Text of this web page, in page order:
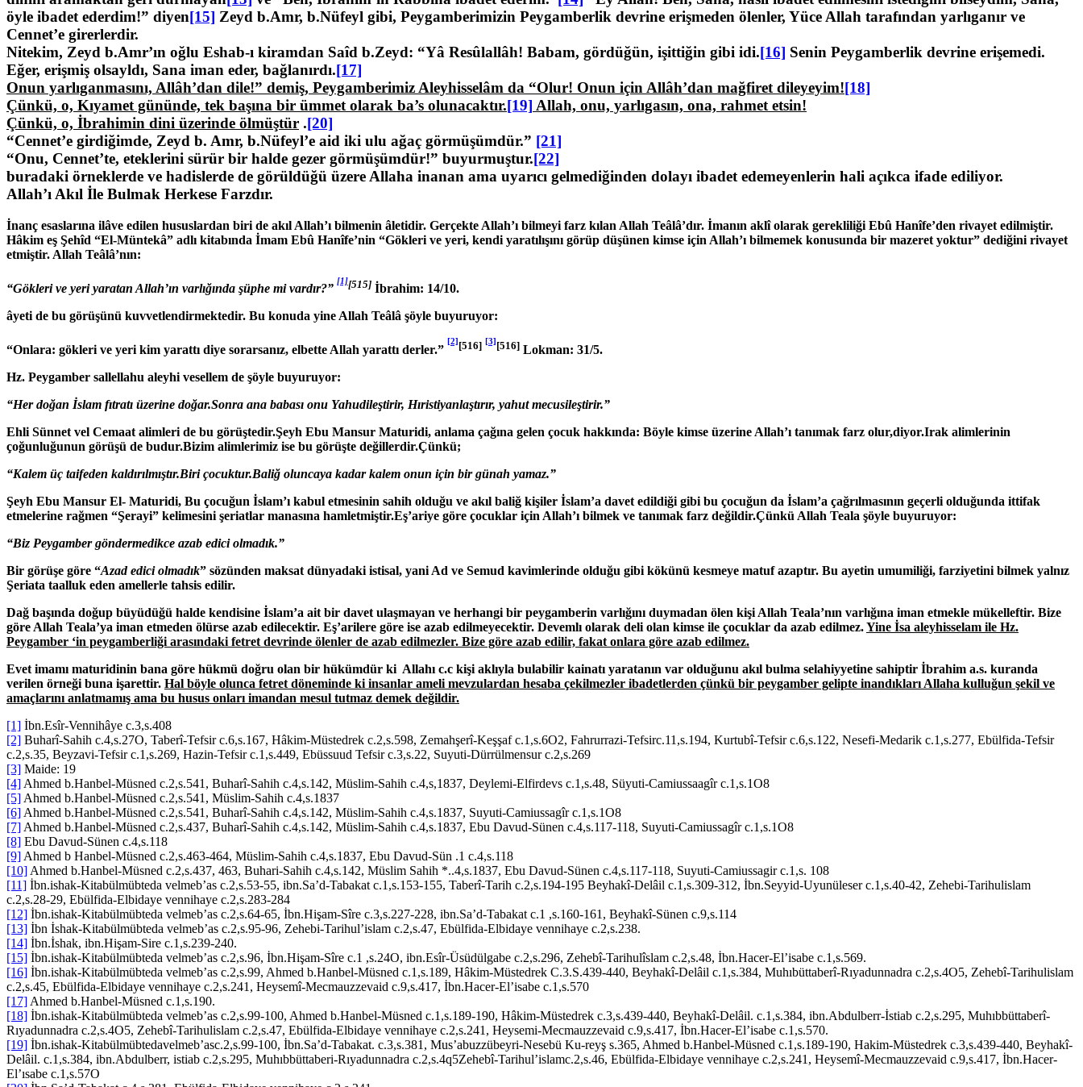
öyle ibadet ederdim!” diyen[15] Zeyd b.Amr, b.Nüfeyl gibi, Peygamberimizin Peygamberlik devrine erişmeden ölenler, Yüce Allah tarafından yarlıganır ve
Cennet’e girerlerdir.
Nitekim, Zeyd b.Amr’ın oğlu Eshab-ı kiramdan Saîd b.Zeyd: “Yâ Resûlallâh! Babam, gördüğün, işittiğin gibi idi.[16] Senin Peygamberlik devrine erişemedi.
Eğer, erişmiş olsayldı, Sana iman eder, bağlanırdı.[17]
Onun yarlıganmasını, Allâh’dan dile!” demiş, Peygamberimiz Aleyhisselâm da “Olur! Onun için Allâh’dan mağfiret dileyeyim![18]
Çünkü, o, Kıyamet gününde, tek başına bir ümmet olarak ba’s olunacaktır.[19] Al­lah, onu, yarlıgasın, ona, rahmet etsin!
Çünkü, o, İbrahimin dini üzerinde ölmüştür .[20]
“Cennet’e girdiğimde, Zeyd b. Amr, b.Nüfeyl’e aid iki ulu ağaç görmüşümdür.” [21]
“Onu, Cennet’te, eteklerini sürür bir halde gezer görmüşümdür!” buyurmuştur.[22]
buradaki örneklerde ve hadislerde de görüldüğü üzere Allaha inanan ama uyarıcı gelmediğinden dolayı ibadet edemeyenlerin hali açıkca ifade ediliyor.
Allah’ı Akıl İle Bulmak Herkese Farzdır.
İnanç esaslarına ilâve edilen hususlardan biri de akıl Allah’ı bilmenin âletidir. Gerçekte Allah’ı bilmeyi farz kılan Allah Teâlâ’dır. İmanın aklî olarak gerekliliği Ebû Hanîfe’den rivayet edilmiştir.
Hâkim eş Şehîd “El-Müntekâ” adlı kitabında İmam Ebû Hanîfe’nin “Gökleri ve yeri, kendi yaratılışını görüp düşünen kimse için Allah’ı bilmemek konusunda bir mazeret yoktur” dediğini rivayet
etmiştir. Allah Teâlâ’nın:
“Gökleri ve yeri yaratan Allah’ın varlığında şüphe mi vardır?”
[1][515] İbrahim: 14/10.
âyeti de bu görüşünü kuvvetlendirmektedir. Bu konuda yine Allah Teâlâ şöyle buyuruyor:
“Onlara: gökleri ve yeri kim yarattı diye sorarsanız, elbette Al­lah yarattı derler.”
[2][516] [3][516] Lokman: 31/5.
Hz. Peygamber sallellahu aleyhi vesellem de şöyle buyuruyor:
“Her doğan İslam fıtratı üzerine doğar.Sonra ana babası onu Yahudileştirir, Hıristiyanlaştırır, yahut mecusileştirir.”
Ehli Sünnet vel Cemaat alimleri de bu görüştedir.Şeyh Ebu Mansur Maturidi, anlama çağına gelen çocuk hakkında: Böyle kimse üzerine Allah’ı tanımak farz olur,diyor.Irak alimlerinin
çoğunluğunun görüşü de budur.Bizim alimlerimiz ise bu görüşte değillerdir.Çünkü;
“Kalem üç taifeden kaldırılmıştır.Biri çocuktur.Baliğ oluncaya kadar kalem onun için bir günah yamaz.”
Şeyh Ebu Mansur El- Maturidi, Bu çocuğun İslam’ı kabul etmesinin sahih olduğu ve akıl baliğ kişiler İslam’a davet edildiği gibi bu çocuğun da İslam’a çağrılmasının geçerli olduğunda ittifak
etmelerine rağmen “Şerayi” kelimesini şeriatlar manasına hamletmiştir.Eş’ariye göre çocuklar için Allah’ı bilmek ve tanımak farz değildir.Çünkü Allah Teala şöyle buyuruyor:
“Biz Peygamber göndermedikce azab edici olmadık.”
Bir görüşe göre “Azad edici olmadık” sözünden maksat dünyadaki istisal, yani Ad ve Semud kavimlerinde olduğu gibi kökünü kesmeye matuf azaptır. Bu ayetin umumiliği, farziyetini bilmek yalnız
Şeriata taalluk eden amellerle tahsis edilir.
Dağ başında doğup büyüdüğü halde kendisine İslam’a ait bir davet ulaşmayan ve herhangi bir peygamberin varlığını duymadan ölen kişi Allah Teala’nın varlığına iman etmekle mükelleftir. Bize
göre Allah Teala’ya iman etmeden ölürse azab edilecektir. Eş’arilere göre ise azab edilmeyecektir. Devemlı olarak deli olan kimse ile çocuklar da azab edilmez.Yine İsa aleyhisselam ile Hz.
Peygamber ‘in peygamberliği arasındaki fetret devrinde ölenler de azab edilmezler. Bize göre azab edilir, fakat onlara göre azab edilmez.
Evet imamı maturidinin bana göre hükmü doğru olan bir hükümdür ki Allahı c.c kişi aklıyla bulabilir kainatı yaratanın var olduğunu akıl bulma selahiyyetine sahiptir İbrahim a.s. kuranda
verilen örneği buna işarettir. Hal böyle olunca fetret döneminde ki insanlar ameli mevzulardan hesaba çekilmezler ibadetlerden çünkü bir peygamber gelipte inandıkları Allaha kulluğun şekil ve
amaçlarını anlatmamış ama bu husus onları imandan mesul tutmaz demek değildir.
[1] İbn.Esîr-Vennihâye c.3,s.408
[2] Buharî-Sahih c.4,s.27O, Taberî-Tefsir c.6,s.167, Hâkim-Müstedrek c.2,s.598, Zemahşerî-Keşşaf c.1,s.6O2, Fahrurrazi-Tefsirc.11,s.194, Kurtubî-Tefsir c.6,s.122, Nesefi-Medarik c.1,s.277, Ebülfida-Tefsir
c.2,s.35, Beyzavi-Tefsir c.1,s.269, Hazin-Tefsir c.1,s.449, Ebüssuud Tefsir c.3,s.22, Suyuti-Dürrülmensur c.2,s.269
[3] Maide: 19
[4] Ahmed b.Hanbel-Müsned c.2,s.541, Buharî-Sahih c.4,s.142, Müslim-Sahih c.4,s,1837, Deylemi-Elfirdevs c.1,s.48, Süyuti-Camiussaagîr c.1,s.1O8
[5] Ahmed b.Hanbel-Müsned c.2,s.541, Müslim-Sahih c.4,s.1837
[6] Ahmed b.Hanbel-Müsned c.2,s.541, Buharî-Sahih c.4,s.142, Müslim-Sahih c.4,s.1837, Suyuti-Camiussagîr c.1,s.1O8
[7] Ahmed b.Hanbel-Müsned c.2,s.437, Buharî-Sahih c.4,s.142, Müslim-Sahih c.4,s.1837, Ebu Davud-Sünen c.4,s.117-118, Suyuti-Camiussagîr c.1,s.1O8
[8] Ebu Davud-Sünen c.4,s.118
[9] Ahmed b Hanbel-Müsned c.2,s.463-464, Müslim-Sahih c.4,s.1837, Ebu Davud-Sün .1 c.4,s.118
[10] Ahmed b.Hanbel-Müsned c.2,s.437, 463, Buhari-Sahih c.4,s.142, Müslim Sahih *..4,s.1837, Ebu Davud-Sünen c.4,s.117-118, Suyuti-Camiussagir c.1,s. 108
[11] İbn.ishak-Kitabülmübteda velmeb’as c.2,s.53-55, ibn.Sa’d-Tabakat c.1,s.153-155, Taberî-Tarih c.2,s.194-195 Beyhakî-Delâil c.1,s.309-312, İbn.Seyyid-Uyunüleser c.1,s.40-42, Zehebi-Tarihulislam
c.2,s.28-29, Ebülfida-Elbidaye vennihaye c.2,s.283-284
[12] İbn.ishak-Kitabülmübteda velmeb’as c.2,s.64-65, İbn.Hişam-Sîre c.3,s.227-228, ibn.Sa’d-Tabakat c.1 ,s.160-161, Beyhakî-Sünen c.9,s.114
[13] İbn İshak-Kitabülmübteda velmeb’as c.2,s.95-96, Zehebi-Tarihul’islam c.2,s.47, Ebülfida-Elbidaye vennihaye c.2,s.238.
[14] İbn.İshak, ibn.Hişam-Sire c.1,s.239-240.
[15] İbn.ishak-Kitabülmübteda velmeb’as c.2,s.96, İbn.Hişam-Sîre c.1 ,s.24O, ibn.Esîr-Üsüdülgabe c.2,s.296, Zehebî-Tarihulîslam c.2,s.48, İbn.Hacer-El’isabe c.1,s.569.
[16] İbn.ishak-Kitabülmübteda velmeb’as c.2,s.99, Ahmed b.Hanbel-Müsned c.1,s.189, Hâkim-Müstedrek C.3.S.439-440, Beyhakî-Delâil c.1,s.384, Muhıbüttaberî-Rıyadunnadra c.2,s.4O5, Zehebî-Tarihulislam
c.2,s.45, Ebülfida-Elbidaye vennihaye c.2,s.241, Heysemî-Mecmauzzevaid c.9,s.417, İbn.Hacer-El’isabe c.1,s.570
[17] Ahmed b.Hanbel-Müsned c.1,s.190.
[18] İbn.ishak-Kitabülmübteda velmeb’as c.2,s.99-100, Ahmed b.Hanbel-Müsned c.1,s.189-190, Hâkim-Müstedrek c.3,s.439-440, Beyhakî-Delâil. c.1,s.384, ibn.Abdulberr-İstiab c.2,s.295, Muhıbbüttaberî-
Rıyadunnadra c.2,s.4O5, Zehebî-Tarihulislam c.2,s.47, Ebülfida-Elbidaye vennihaye c.2,s.241, Heysemi-Mecmauzzevaid c.9,s.417, İbn.Hacer-El’isabe c.1,s.570.
[19] İbn.ishak-Kitabülmübtedavelmeb’asc.2,s.99-100, İbn.Sa’d-Tabakat. c.3,s.381, Mus’abuzzübeyri-Nesebü Ku-reyş s.365, Ahmed b.Hanbel-Müsned c.1,s.189-190, Hakim-Müstedrek c.3,s.439-440, Beyhakî-
Delâil. c.1,s.384, ibn.Abdulberr, istiab c.2,s.295, Muhıbbüttaberi-Rıyadunnadra c.2,s.4q5Zehebî-Tarihul’islamc.2,s.46, Ebülfida-Elbidaye vennihaye c.2,s.241, Heysemî-Mecmauzzevaid c.9,s.417, İbn.Hacer-
El’ısabe c.1,s.57O